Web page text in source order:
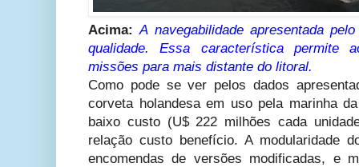
Acima: A navegabilidade apresentada
qualidade. Essa característica permite
missões para mais distante do litoral.
Como pode se ver pelos dados
corveta holandesa em uso pela marinha
baixo custo (U$ 222 milhões cada
relação custo benefício. A modularidade
encomendas de versões modificadas, e